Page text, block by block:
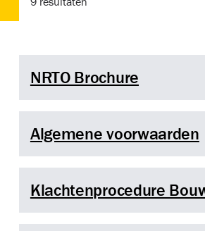
NRTO Brochure
Algemene voorwaarden
Klachtenprocedure